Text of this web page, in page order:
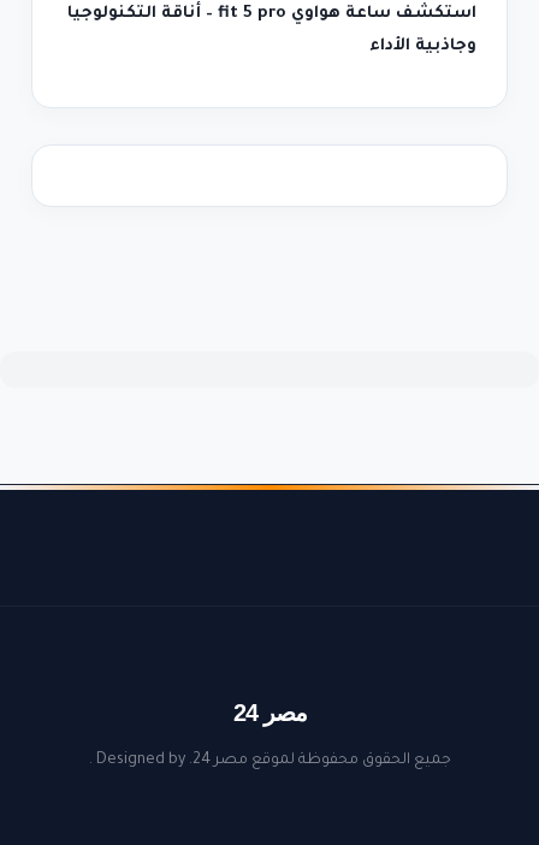
استكشف ساعة هواوي fit 5 pro – أناقة التكنولوجيا
وجاذبية الأداء
مصر 24
جميع الحقوق محفوظة لموقع مصر 24. Designed by .